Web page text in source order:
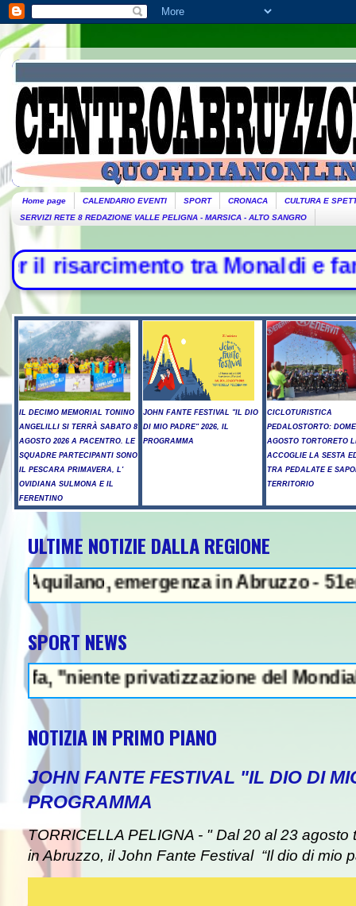
Home page CALENDARIO EVENTI SPORT CRONACA
CULTURA E
SERVIZI RETE 8 REDAZIONE VALLE PELIGNA - MARSICA - ALTO SANGRO
tra Monaldi e famiglia
IL DECIMO MEMORIAL TONINO
ANGELILLI SI TERRÀ SABATO 8
AGOSTO 2026 A PACENTRO. LE
SQUADRE PARTECIPANTI SONO
IL PESCARA PRIMAVERA, L'
OVIDIANA SULMONA E IL
FERENTINO
JOHN FANTE FESTIVAL "IL DIO
DI MIO PADRE" 2026, IL
PROGRAMMA
CICLOTURISTICA
PEDALOSTORTO:
AGOSTO TORTORETO
ACCOGLIE LA SESTA
TRA PEDALATE E
TERRITORIO
ULTIME NOTIZIE DALLA REGIONE
emergenza in Abruzzo - 51enne
SPORT NEWS
privatizzazione del Mondiale"-
NOTIZIA IN PRIMO PIANO
JOHN FANTE FESTIVAL "IL DIO DI
PROGRAMMA
TORRICELLA PELIGNA - " Dal 20 al 23 agosto
in Abruzzo, il John Fante Festival “Il dio di mio
NEWS IN